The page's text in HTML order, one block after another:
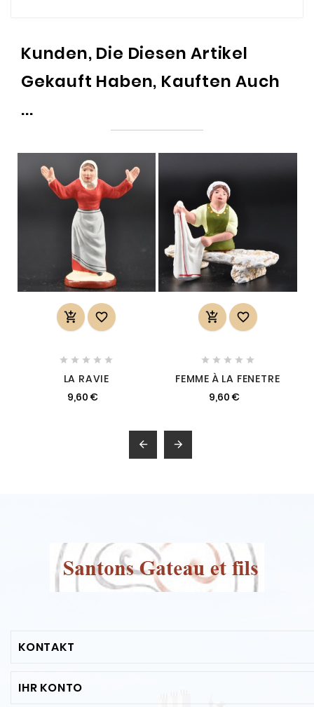
Kunden, Die Diesen Artikel
Gekauft Haben, Kauften Auch
...
 
    
LA RAVIE
9,60 €
 
    
FEMME À LA FENETRE
9,60 €
 
KONTAKT
IHR KONTO